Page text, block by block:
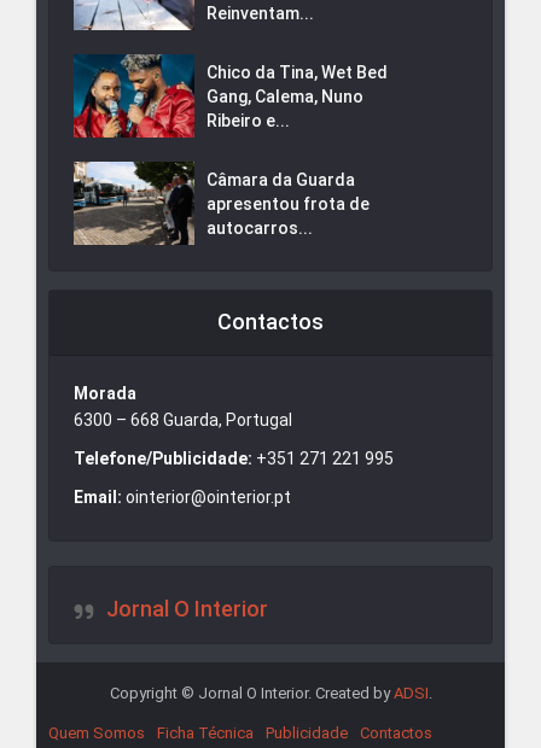
Reinventam...
Chico da Tina, Wet Bed
Gang, Calema, Nuno
Ribeiro e...
Câmara da Guarda
apresentou frota de
autocarros...
Contactos
Morada
6300 – 668 Guarda, Portugal
Telefone/Publicidade: +351 271 221 995
Email: ointerior@ointerior.pt
Jornal O Interior
Copyright © Jornal O Interior. Created byADSI
Quem Somos Ficha Técnica Publicidade Contactos